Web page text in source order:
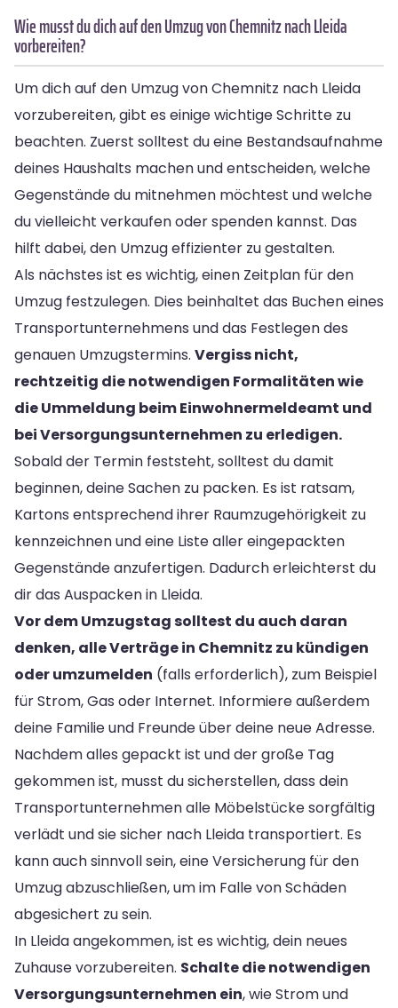
Wie musst du dich auf den Umzug von Chemnitz nach Lleida
vorbereiten?
Um dich auf den Umzug von Chemnitz nach Lleida
vorzubereiten, gibt es einige wichtige Schritte zu
beachten. Zuerst solltest du eine Bestandsaufnahme
deines Haushalts machen und entscheiden, welche
Gegenstände du mitnehmen möchtest und welche
du vielleicht verkaufen oder spenden kannst. Das
hilft dabei, den Umzug effizienter zu gestalten.
Als nächstes ist es wichtig, einen Zeitplan für den
Umzug festzulegen. Dies beinhaltet das Buchen eines
Transportunternehmens und das Festlegen des
genauen Umzugstermins. Vergiss nicht,
rechtzeitig die notwendigen Formalitäten wie
die Ummeldung beim Einwohnermeldeamt und
bei Versorgungsunternehmen zu erledigen.
Sobald der Termin feststeht, solltest du damit
beginnen, deine Sachen zu packen. Es ist ratsam,
Kartons entsprechend ihrer Raumzugehörigkeit zu
kennzeichnen und eine Liste aller eingepackten
Gegenstände anzufertigen. Dadurch erleichterst du
dir das Auspacken in Lleida.
Vor dem Umzugstag solltest du auch daran
denken, alle Verträge in Chemnitz zu kündigen
oder umzumelden (falls erforderlich), zum Beispiel
für Strom, Gas oder Internet. Informiere außerdem
deine Familie und Freunde über deine neue Adresse.
Nachdem alles gepackt ist und der große Tag
gekommen ist, musst du sicherstellen, dass dein
Transportunternehmen alle Möbelstücke sorgfältig
verlädt und sie sicher nach Lleida transportiert. Es
kann auch sinnvoll sein, eine Versicherung für den
Umzug abzuschließen, um im Falle von Schäden
abgesichert zu sein.
In Lleida angekommen, ist es wichtig, dein neues
Zuhause vorzubereiten. Schalte die notwendigen
Versorgungsunternehmen ein, wie Strom und